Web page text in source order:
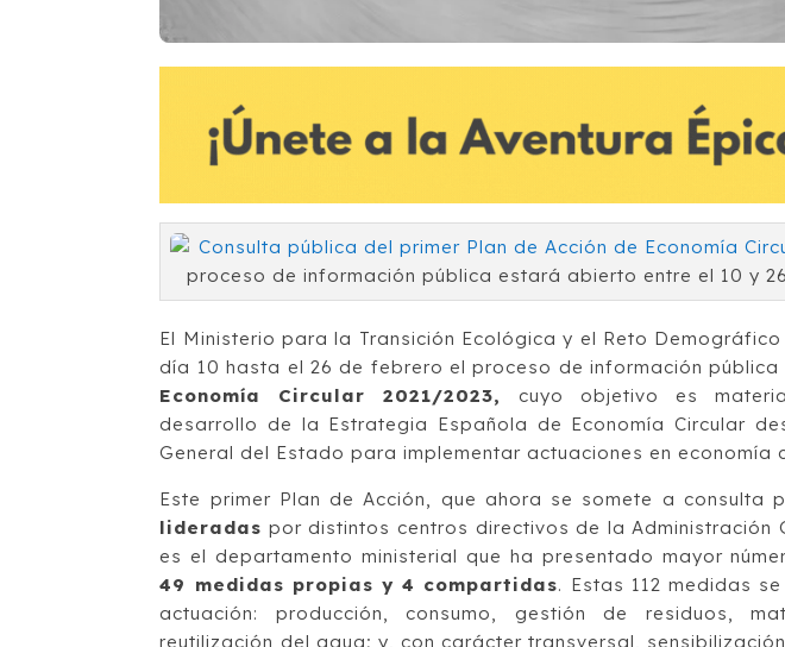
proceso de información pública estará abierto entre el 10 y
El Ministerio para la Transición Ecológica y el Reto
día 10 hasta el 26 de febrero el proceso de información pública
Economía Circular 2021/2023,
cuyo objetivo es
desarrollo de la Estrategia Española de Economía Circular
General del Estado para implementar actuaciones en economía
Este primer Plan de Acción, que ahora se somete a consulta
lideradas por distintos centros directivos de la Administración
es el departamento ministerial que ha presentado mayor
49 medidas propias y 4 compartidas. Estas 112 medidas
actuación: producción, consumo, gestión de residuos,
reutilización del agua; y, con carácter transversal,